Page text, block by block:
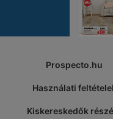
Prospecto.hu
Használati
Kiskereskedők